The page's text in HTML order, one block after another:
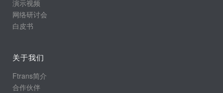
演示视频
网络研讨会
白皮书
关于我们
Ftrans简介
合作伙伴